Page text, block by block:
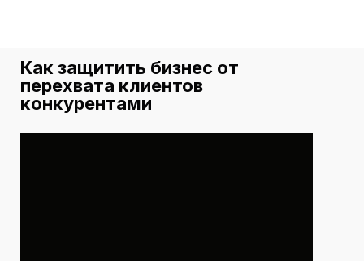
Как защитить бизнес от
перехвата клиентов
конкурентами